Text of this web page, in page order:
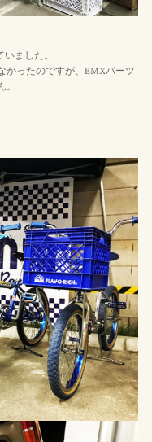
ました。
かったのですが、BMXパーツ